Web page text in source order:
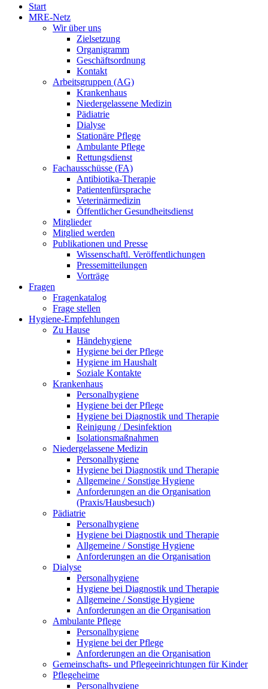
Start
MRE-Netz
Wir über uns
Zielsetzung
Organigramm
Geschäftsordnung
Kontakt
Arbeitsgruppen (AG)
Krankenhaus
Niedergelassene Medizin
Pädiatrie
Dialyse
Stationäre Pflege
Ambulante Pflege
Rettungsdienst
Fachausschüsse (FA)
Antibiotika-Therapie
Patientenfürsprache
Veterinärmedizin
Öffentlicher Gesundheitsdienst
Mitglieder
Mitglied werden
Publikationen und Presse
Wissenschaftl. Veröffentlichungen
Pressemitteilungen
Vorträge
Fragen
Fragenkatalog
Frage stellen
Hygiene-Empfehlungen
Zu Hause
Händehygiene
Hygiene bei der Pflege
Hygiene im Haushalt
Soziale Kontakte
Krankenhaus
Personalhygiene
Hygiene bei der Pflege
Hygiene bei Diagnostik und Therapie
Reinigung / Desinfektion
Isolationsmaßnahmen
Niedergelassene Medizin
Personalhygiene
Hygiene bei Diagnostik und Therapie
Allgemeine / Sonstige Hygiene
Anforderungen an die Organisation
(Praxis/Hausbesuch)
Pädiatrie
Personalhygiene
Hygiene bei Diagnostik und Therapie
Allgemeine / Sonstige Hygiene
Anforderungen an die Organisation
Dialyse
Personalhygiene
Hygiene bei Diagnostik und Therapie
Allgemeine / Sonstige Hygiene
Anforderungen an die Organisation
Ambulante Pflege
Personalhygiene
Hygiene bei der Pflege
Anforderungen an die Organisation
Gemeinschafts- und Pflegeeinrichtungen für Kinder
Pflegeheime
Personalhygiene